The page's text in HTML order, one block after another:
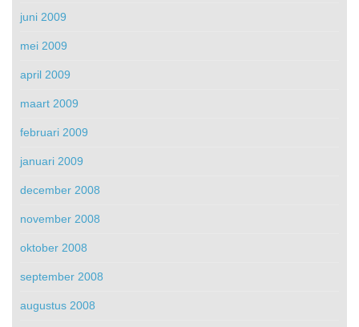
juni 2009
mei 2009
april 2009
maart 2009
februari 2009
januari 2009
december 2008
november 2008
oktober 2008
september 2008
augustus 2008